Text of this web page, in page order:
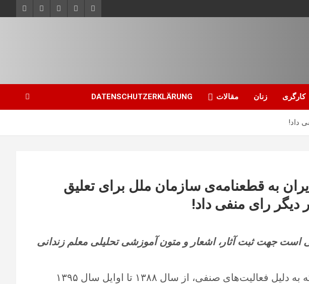
کارگری زنان مقالات DATENSCHUTZERKLÄRUNG
داد!
به قطعنامه‌ی سازمان ملل برای تعلیق
دیگر رای منفی داد!
جهت ثبت آثار، اشعار و متون آموزشی تحلیلی معلم زندانی
رسول بداقی، معلمی است که به دلیل فعالیت‌های صنفی، از سال ۱۳۸۸ تا اوایل سال ۱۳۹۵